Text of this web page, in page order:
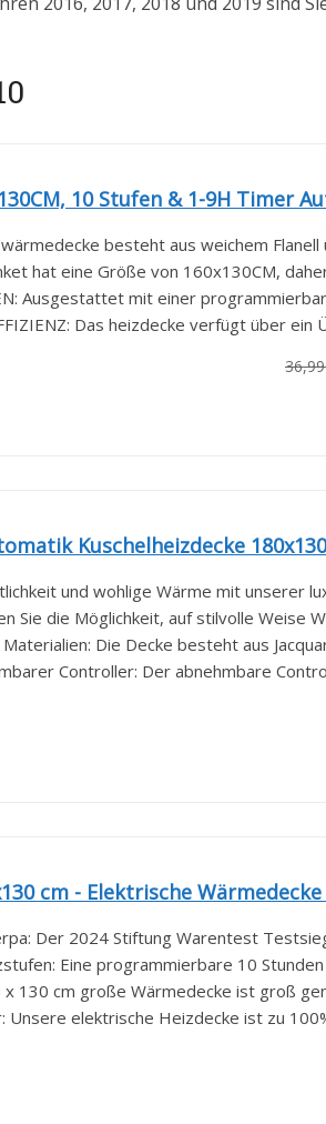
10 Stufen & 1-9H Timer
wärmedecke besteht aus weichem
hat eine Größe von 160x130CM,
Ausgestattet mit einer
Das heizdecke verfügt über ein
Kuschelheizdecke
und wohlige Wärme mit unserer
Sie die Möglichkeit, auf stilvolle Weise
Die Decke besteht aus
Controller: Der abnehmbare
cm - Elektrische
Der 2024 Stiftung Warentest
Eine programmierbare 10
130 cm große Wärmedecke ist groß
Unsere elektrische Heizdecke ist zu